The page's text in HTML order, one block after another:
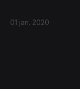
01 jan. 2020